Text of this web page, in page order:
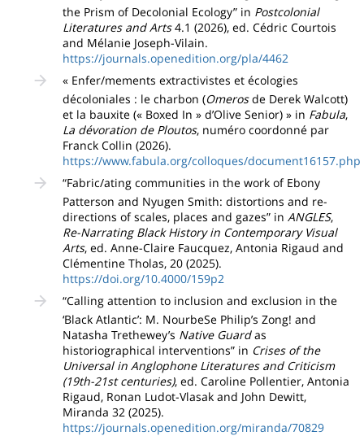
the Prism of Decolonial Ecology” in Postcolonial
Literatures and Arts4.1 (2026), ed. Cédric Courtois
and Mélanie Joseph-Vilain.
https://journals.openedition.org/pla/4462
« Enfer/mements extractivistes et écologies
décoloniales : le charbon (Omerosde Derek Walcott)
et la bauxite (« Boxed In » d’Olive Senior) » in Fabula,
La dévoration de Ploutos, numéro coordonné par
Franck Collin (2026).
https://www.fabula.org/colloques/document16157.php
“Fabric/ating communities in the work of Ebony
Patterson and Nyugen Smith: distortions and re-
directions of scales, places and gazes” in ANGLES,
Re-Narrating Black History in Contemporary Visual
Arts, ed. Anne-Claire Faucquez, Antonia Rigaud and
Clémentine Tholas, 20 (2025).
https://doi.org/10.4000/159p2
“Calling attention to inclusion and exclusion in the
‘Black Atlantic’: M. NourbeSe Philip’s Zong! and
Natasha Trethewey’s Native Guardas
historiographical interventions” in Crises of the
Universal in Anglophone Literatures and Criticism
(19th-21st centuries), ed. Caroline Pollentier, Antonia
Rigaud, Ronan Ludot-Vlasak and John Dewitt,
Miranda 32 (2025).
https://journals.openedition.org/miranda/70829